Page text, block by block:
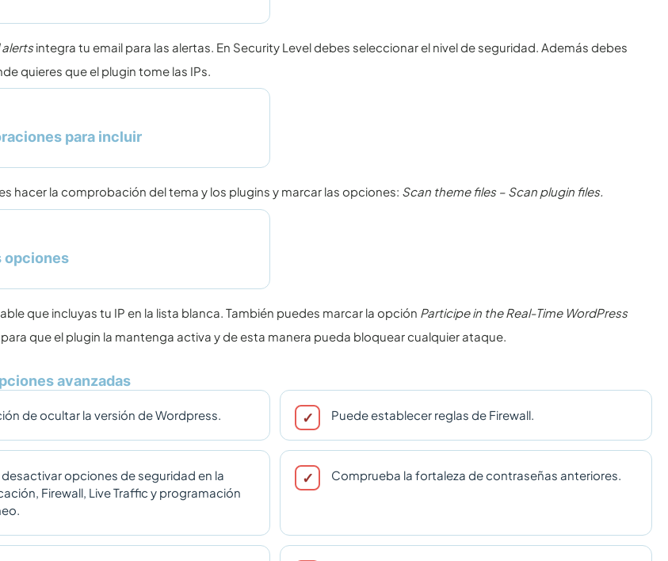
alertsintegra tu email para las alertas. En Security Level debes seleccionar el nivel de seguridad. Además debes
quieres que el plugin tome las IPs.
para incluir
hacer la comprobación del tema y los plugins y marcar las opciones: Scan theme files – Scan plugin files.
opciones
que incluyas tu IP en la lista blanca. También puedes marcar la opción Participe in the Real-Time WordPress
para que el plugin la mantenga activa y de esta manera pueda bloquear cualquier ataque.
avanzadas
de ocultar la versión de Wordpress. Puede establecer reglas de Firewall.
opciones de seguridad en la
Firewall, Live Traffic y programación
Comprueba la fortaleza de contraseñas anteriores.